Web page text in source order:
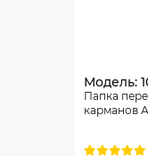
Модель:
Папка
карманов